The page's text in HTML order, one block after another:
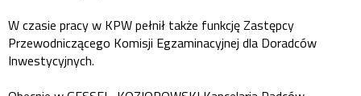
W czasie pracy w KPW pełnił także funkcję Zastępcy
Przewodniczącego Komisji Egzaminacyjnej dla Doradców
Inwestycyjnych.